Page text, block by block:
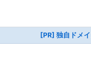
[PR] 独自ドメ